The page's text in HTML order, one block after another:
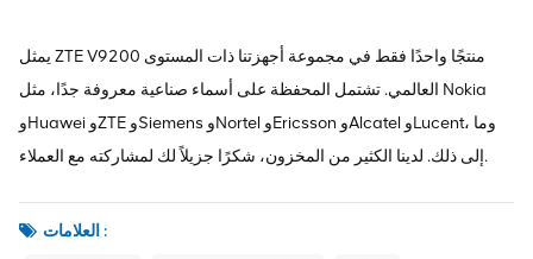
يمثل ZTE V9200 منتجًا واحدًا فقط في مجموعة أجهزتنا ذات المستوى
العالمي. تشتمل المحفظة على أسماء صناعية معروفة جدًا، مثل Nokia
وHuawei وZTE وSiemens وNortel وEricsson وAlcatel وLucent، وما
إلى ذلك. لدينا الكثير من المخزون، شكرًا جزيلاً لك لمشاركته مع العملاء.
العلامات :